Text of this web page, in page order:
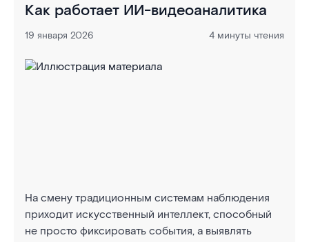
Как работает ИИ-видеоаналитика
19 января 2026 4 минуты чтения
На смену традиционным системам наблюдения
приходит искусственный интеллект, способный
не просто фиксировать события, а выявлять